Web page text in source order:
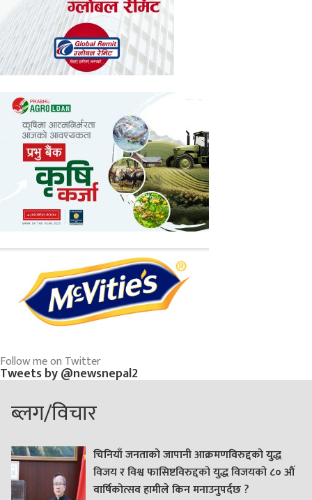
Follow me on Twitter
Tweets by @newsnepal2
ब्लग/विचार
चिनियाँ जनताको जापानी आक्रमणविरुद्दको युद्ध
विजय र विश्व फासिष्टविरुद्दको युद्ध विजयको ८० औं
वार्षिकोत्सव हामीले किन मनाउनुपर्दछ ?